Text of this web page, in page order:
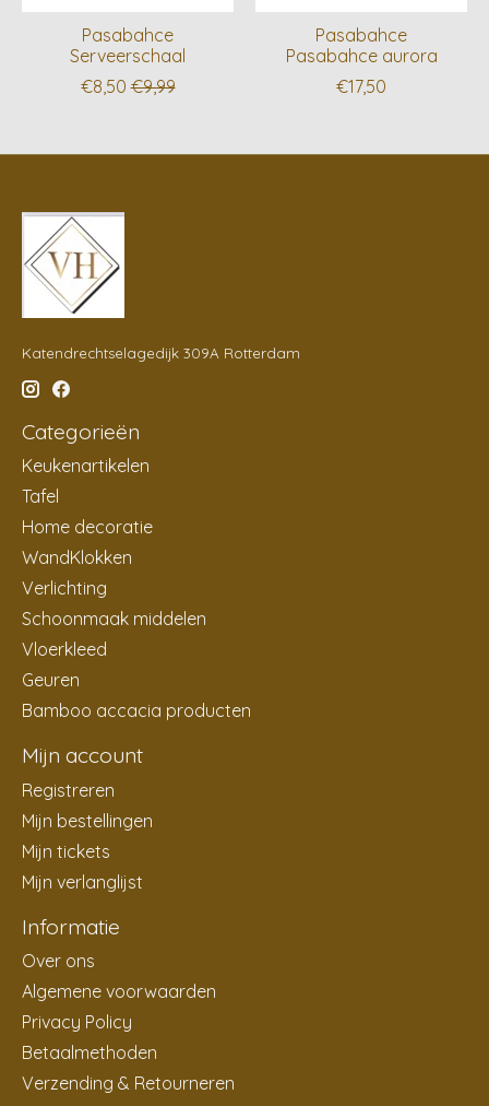
Pasabahce
Serveerschaal
€8,50 €9,99
Pasabahce
Pasabahce aurora
€17,50
Katendrechtselagedijk 309A Rotterdam
Categorieën
Keukenartikelen
Tafel
Home decoratie
WandKlokken
Verlichting
Schoonmaak middelen
Vloerkleed
Geuren
Bamboo accacia producten
Mijn account
Registreren
Mijn bestellingen
Mijn tickets
Mijn verlanglijst
Informatie
Over ons
Algemene voorwaarden
Privacy Policy
Betaalmethoden
Verzending & Retourneren